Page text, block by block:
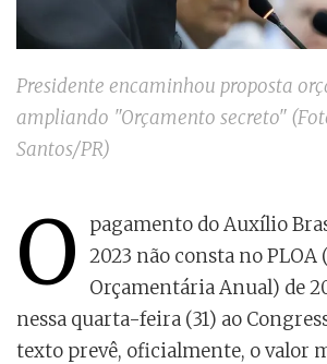
Presidente encaminhou proposta
ampliando "Orçamento secreto"
Santos/PR)
O
pagamento do Auxílio
2023 não consta no PLOA
Orçamentária Anual) de
nessa quarta-feira (31) ao
texto prevê, oficialmente, o valor